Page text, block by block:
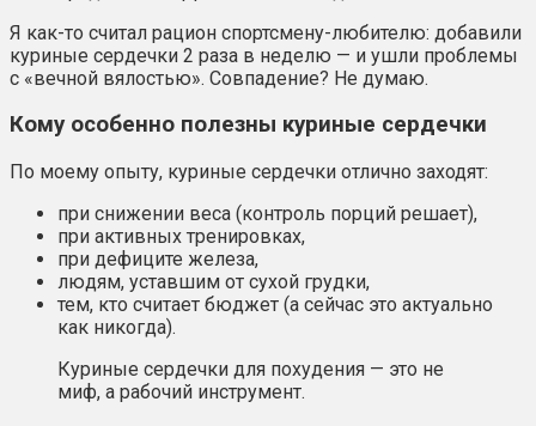
Я как-то считал рацион спортсмену-любителю: добавили
куриные сердечки 2 раза в неделю — и ушли проблемы
с «вечной вялостью». Совпадение? Не думаю.
Кому особенно полезны куриные сердечки
По моему опыту, куриные сердечки отлично заходят:
при снижении веса (контроль порций решает),
при активных тренировках,
при дефиците железа,
людям, уставшим от сухой грудки,
тем, кто считает бюджет (а сейчас это актуально
как никогда).
Куриные сердечки для похудения — это не
миф, а рабочий инструмент.